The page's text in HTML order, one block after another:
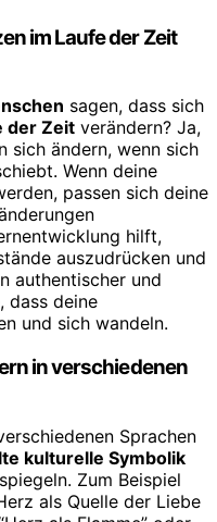
im Laufe der Zeit
sagen, dass sich
der Zeit verändern? Ja,
sich ändern, wenn sich
Wenn deine
passen sich deine
hilft,
auszudrücken und
authentischer und
dass deine
und sich wandeln.
in verschiedenen
Sprachen
kulturelle Symbolik
Zum Beispiel
als Quelle der Liebe